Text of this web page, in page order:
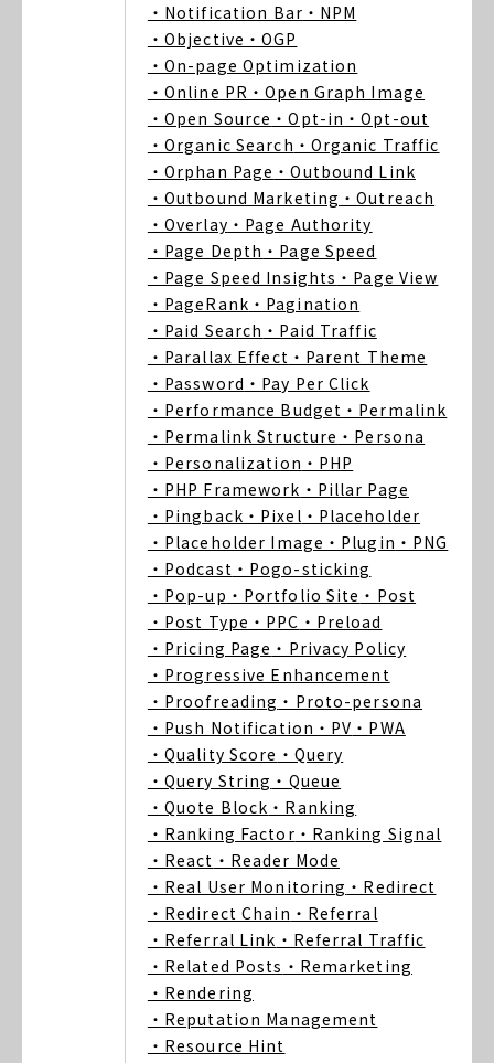
・Notification Bar ・NPM
・Objective ・OGP
・On-page Optimization
・Online PR ・Open Graph Image
・Open Source ・Opt-in ・Opt-out
・Organic Search ・Organic Traffic
・Orphan Page ・Outbound Link
・Outbound Marketing ・Outreach
・Overlay ・Page Authority
・Page Depth ・Page Speed
・Page Speed Insights ・Page View
・PageRank ・Pagination
・Paid Search ・Paid Traffic
・Parallax Effect ・Parent Theme
・Password ・Pay Per Click
・Performance Budget ・Permalink
・Permalink Structure ・Persona
・Personalization ・PHP
・PHP Framework ・Pillar Page
・Pingback ・Pixel ・Placeholder
・Placeholder Image ・Plugin ・PNG
・Podcast ・Pogo-sticking
・Pop-up ・Portfolio Site ・Post
・Post Type ・PPC ・Preload
・Pricing Page ・Privacy Policy
・Progressive Enhancement
・Proofreading ・Proto-persona
・Push Notification ・PV ・PWA
・Quality Score ・Query
・Query String ・Queue
・Quote Block ・Ranking
・Ranking Factor ・Ranking Signal
・React ・Reader Mode
・Real User Monitoring ・Redirect
・Redirect Chain ・Referral
・Referral Link ・Referral Traffic
・Related Posts ・Remarketing
・Rendering
・Reputation Management
・Resource Hint